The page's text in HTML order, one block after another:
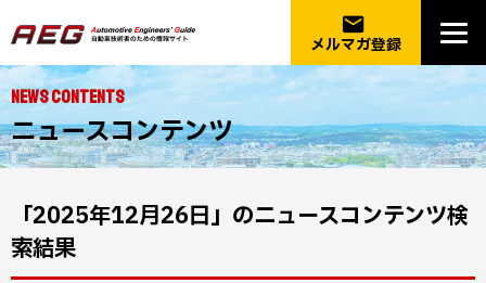
email
メルマガ登録
NEWS CONTENTS
ニュースコンテンツ
「2025年12月26日」のニュースコンテンツ検
索結果